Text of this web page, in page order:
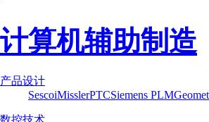
计算机辅助制造
产品设计
SescoiMisslerPTCSiemens PLM
数控技术